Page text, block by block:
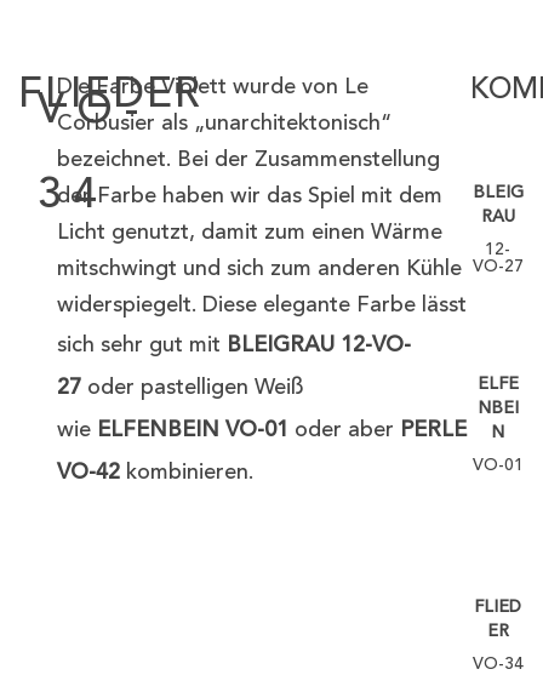
FLIEDER
VO-
34
Die Farbe Violett wurde von Le
Corbusier als „unarchitektonisch“
bezeichnet. Bei der Zusammenstellung
der Farbe haben wir das Spiel mit dem
Licht genutzt, damit zum einen Wärme
mitschwingt und sich zum anderen Kühle
widerspiegelt. Diese elegante Farbe lässt
sich sehr gut mit BLEIGRAU 12-VO-
27 oder pastelligen Weiß
wie ELFENBEIN VO-01 oder aber PERLE
VO-42 kombinieren.
BLEIG
RAU
12-
VO-27
ELFE
NBEI
N
VO-01
FLIED
ER
VO-34